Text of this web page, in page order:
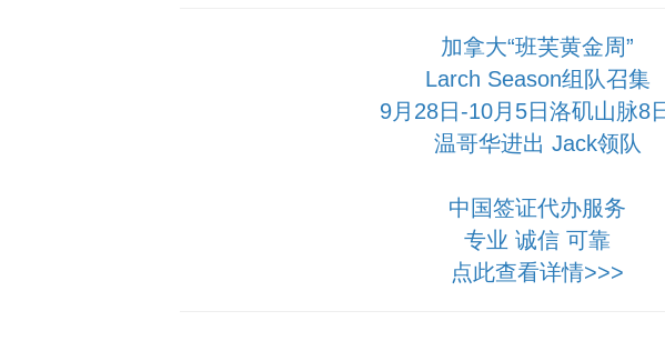
加拿大“班芙黄金周”
Larch Season组队召集
9月28日-10月5日洛矶山脉8
温哥华进出 Jack领队
中国签证代办服务
专业 诚信 可靠
点此查看详情>>>